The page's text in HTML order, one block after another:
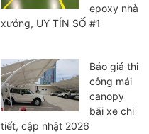
epoxy nhà
xưởng, UY TÍN SỐ #1
Báo giá thi
công mái
canopy
bãi xe chi
tiết, cập nhật 2026